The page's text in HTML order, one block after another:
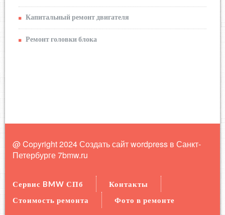
Капитальный ремонт двигателя
Ремонт головки блока
@ Copyright 2024 Создать сайт wordpress в Санкт-
Петербурге7bmw.ru
Сервис BMW СПб
Контакты
Стоимость ремонта
Фото в ремонте